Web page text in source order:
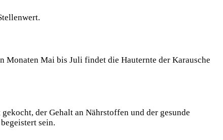
Monaten Mai bis Juli findet die Hauternte der Karausche
der Gehalt an Nährstoffen und der gesunde
sein.